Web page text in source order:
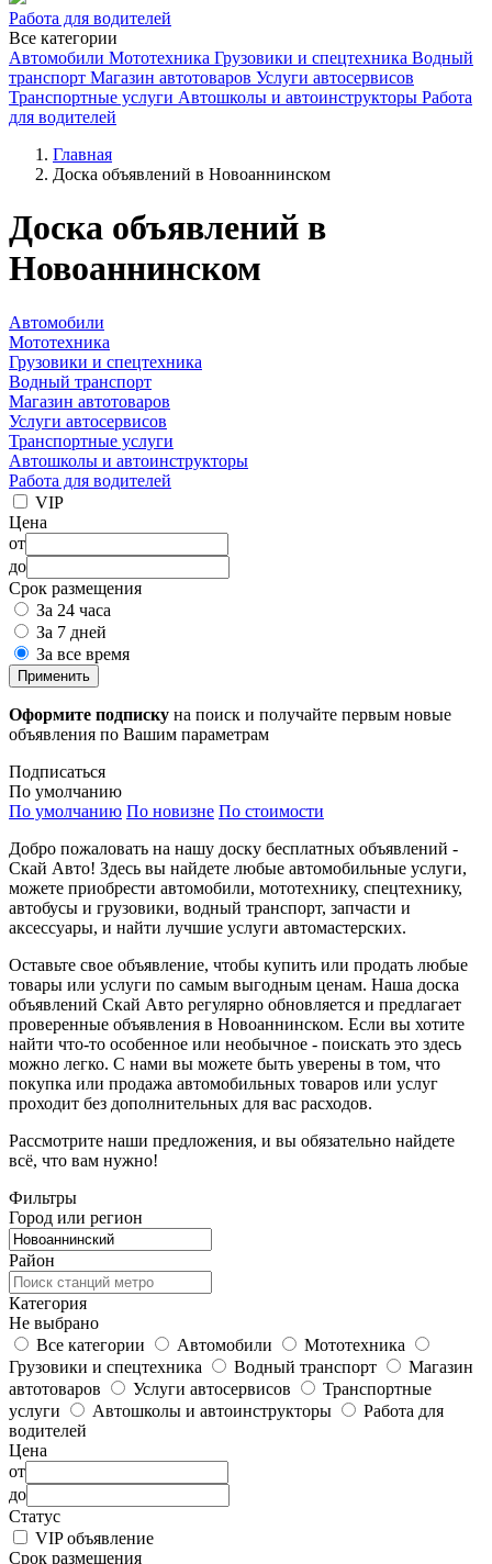
Работа для водителей
Все категории
Автомобили Мототехника Грузовики и спецтехника Водный
транспорт Магазин автотоваров Услуги автосервисов
Транспортные услуги Автошколы и автоинструкторы Работа
для водителей
Главная
Доска объявлений в Новоаннинском
Доска объявлений в
Новоаннинском
Автомобили
Мототехника
Грузовики и спецтехника
Водный транспорт
Магазин автотоваров
Услуги автосервисов
Транспортные услуги
Автошколы и автоинструкторы
Работа для водителей
VIP
Цена
от
до
Срок размещения
За 24 часа
За 7 дней
За все время
Применить
Оформите подписку на поиск и получайте первым новые
объявления по Вашим параметрам
Подписаться
По умолчанию
По умолчанию По новизне По стоимости
Добро пожаловать на нашу доску бесплатных объявлений -
Скай Авто! Здесь вы найдете любые автомобильные услуги,
можете приобрести автомобили, мототехнику, спецтехнику,
автобусы и грузовики, водный транспорт, запчасти и
аксессуары, и найти лучшие услуги автомастерских.
Оставьте свое объявление, чтобы купить или продать любые
товары или услуги по самым выгодным ценам. Наша доска
объявлений Скай Авто регулярно обновляется и предлагает
проверенные объявления в Новоаннинском. Если вы хотите
найти что-то особенное или необычное - поискать это здесь
можно легко. С нами вы можете быть уверены в том, что
покупка или продажа автомобильных товаров или услуг
проходит без дополнительных для вас расходов.
Рассмотрите наши предложения, и вы обязательно найдете
всё, что вам нужно!
Фильтры
Город или регион
Район
Категория
Не выбрано
Все категории
Автомобили
Мототехника
Грузовики и спецтехника
Водный транспорт
Магазин
автотоваров
Услуги автосервисов
Транспортные
услуги
Автошколы и автоинструкторы
Работа для
водителей
Цена
от
до
Статус
VIP объявление
Срок размещения